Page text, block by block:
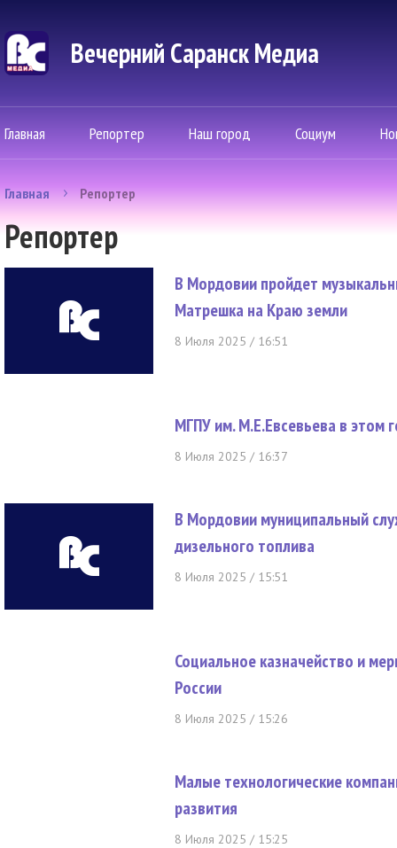
Вечерний Саранск Mедиа
Главная Репортер Наш город Социум
Главная Репортер
Репортер
В Мордовии пройдет
Матрешка на Краю земли
8 Июля 2025 / 16:51
МГПУ им. М.Е.Евсевьева в этом
8 Июля 2025 / 16:37
В Мордовии муниципальный
дизельного топлива
8 Июля 2025 / 15:51
Социальное казначейство и
России
8 Июля 2025 / 15:26
Малые технологические
развития
8 Июля 2025 / 15:25